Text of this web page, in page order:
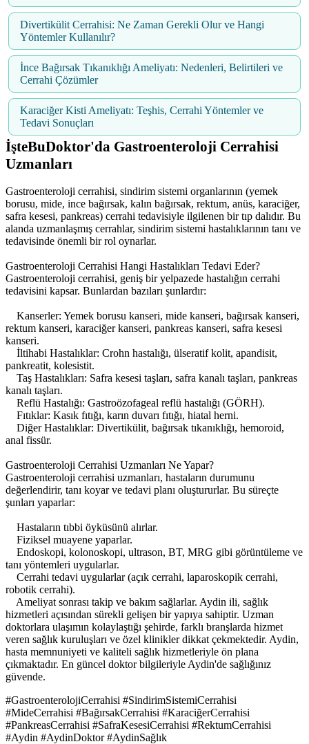
Divertikülit Cerrahisi: Ne Zaman Gerekli Olur ve Hangi
Yöntemler Kullanılır?
İnce Bağırsak Tıkanıklığı Ameliyatı: Nedenleri, Belirtileri ve
Cerrahi Çözümler
Karaciğer Kisti Ameliyatı: Teşhis, Cerrahi Yöntemler ve
Tedavi Sonuçları
İşteBuDoktor'da Gastroenteroloji Cerrahisi
Uzmanları
Gastroenteroloji cerrahisi, sindirim sistemi organlarının (yemek
borusu, mide, ince bağırsak, kalın bağırsak, rektum, anüs, karaciğer,
safra kesesi, pankreas) cerrahi tedavisiyle ilgilenen bir tıp dalıdır. Bu
alanda uzmanlaşmış cerrahlar, sindirim sistemi hastalıklarının tanı ve
tedavisinde önemli bir rol oynarlar.
Gastroenteroloji Cerrahisi Hangi Hastalıkları Tedavi Eder?
Gastroenteroloji cerrahisi, geniş bir yelpazede hastalığın cerrahi
tedavisini kapsar. Bunlardan bazıları şunlardır:
Kanserler: Yemek borusu kanseri, mide kanseri, bağırsak kanseri,
rektum kanseri, karaciğer kanseri, pankreas kanseri, safra kesesi
kanseri.
İltihabi Hastalıklar: Crohn hastalığı, ülseratif kolit, apandisit,
pankreatit, kolesistit.
Taş Hastalıkları: Safra kesesi taşları, safra kanalı taşları, pankreas
kanalı taşları.
Reflü Hastalığı: Gastroözofageal reflü hastalığı (GÖRH).
Fıtıklar: Kasık fıtığı, karın duvarı fıtığı, hiatal herni.
Diğer Hastalıklar: Divertikülit, bağırsak tıkanıklığı, hemoroid,
anal fissür.
Gastroenteroloji Cerrahisi Uzmanları Ne Yapar?
Gastroenteroloji cerrahisi uzmanları, hastaların durumunu
değerlendirir, tanı koyar ve tedavi planı oluştururlar. Bu süreçte
şunları yaparlar:
Hastaların tıbbi öyküsünü alırlar.
Fiziksel muayene yaparlar.
Endoskopi, kolonoskopi, ultrason, BT, MRG gibi görüntüleme ve
tanı yöntemleri uygularlar.
Cerrahi tedavi uygularlar (açık cerrahi, laparoskopik cerrahi,
robotik cerrahi).
Ameliyat sonrası takip ve bakım sağlarlar. Aydin ili, sağlık
hizmetleri açısından sürekli gelişen bir yapıya sahiptir. Uzman
doktorlara ulaşımın kolaylaştığı şehirde, farklı branşlarda hizmet
veren sağlık kuruluşları ve özel klinikler dikkat çekmektedir. Aydin,
hasta memnuniyeti ve kaliteli sağlık hizmetleriyle ön plana
çıkmaktadır. En güncel doktor bilgileriyle Aydin'de sağlığınız
güvende.
#GastroenterolojiCerrahisi #SindirimSistemiCerrahisi
#MideCerrahisi #BağırsakCerrahisi #KaraciğerCerrahisi
#PankreasCerrahisi #SafraKesesiCerrahisi #RektumCerrahisi
#Aydin #AydinDoktor #AydinSağlık